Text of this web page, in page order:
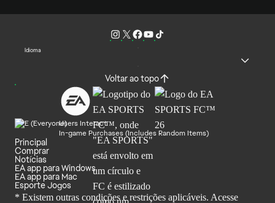
Idioma
Voltar ao topo
Users Interact
In-game Purchases (Includes Random Items)
Principal
Comprar
Notícias
EA app para Windows
EA app para Mac
Esporte Jogos
* Existem outras condições e restrições aplicáveis. Acesse